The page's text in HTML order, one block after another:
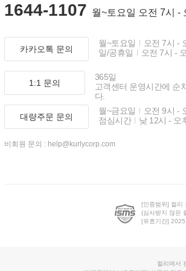
1644-1107 월~토요일 오전 7시 -
카카오톡 문의
월~토요일
오전 7시 -
일/공휴일
오전 7시 -
1:1 문의
365일
고객센터 운영시간에 순
다.
대량주문 문의
월~금요일
오전 9시 -
점심시간
낮 12시 - 오
비회원 문의 : help@kurlycorp.com
[인증범위] 컬리
(심사받지 않은
[유효기간]
컬리에서